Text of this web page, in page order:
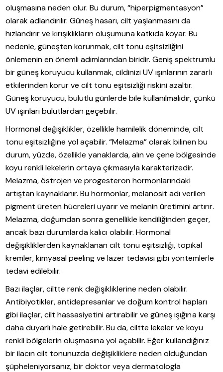
oluşmasına neden olur. Bu durum, “hiperpigmentasyon”
olarak adlandırılır. Güneş hasarı, cilt yaşlanmasını da
hızlandırır ve kırışıklıkların oluşumuna katkıda koyar. Bu
nedenle, güneşten korunmak, cilt tonu eşitsizliğini
önlemenin en önemli adımlarından biridir. Geniş spektrumlu
bir güneş koruyucu kullanmak, cildinizi UV ışınlarının zararlı
etkilerinden korur ve cilt tonu eşitsizliği riskini azaltır.
Güneş koruyucu, bulutlu günlerde bile kullanılmalıdır, çünkü
UV ışınları bulutlardan geçebilir.
Hormonal değişiklikler, özellikle hamilelik döneminde, cilt
tonu eşitsizliğine yol açabilir. “Melazma” olarak bilinen bu
durum, yüzde, özellikle yanaklarda, alın ve çene bölgesinde
koyu renkli lekelerin ortaya çıkmasıyla karakterizedir.
Melazma, östrojen ve progesteron hormonlarındaki
artıştan kaynaklanır. Bu hormonlar, melanosit adı verilen
pigment üreten hücreleri uyarır ve melanin üretimini artırır.
Melazma, doğumdan sonra genellikle kendiliğinden geçer,
ancak bazı durumlarda kalıcı olabilir. Hormonal
değişikliklerden kaynaklanan cilt tonu eşitsizliği, topikal
kremler, kimyasal peeling ve lazer tedavisi gibi yöntemlerle
tedavi edilebilir.
Bazı ilaçlar, ciltte renk değişikliklerine neden olabilir.
Antibiyotikler, antidepresanlar ve doğum kontrol hapları
gibi ilaçlar, cilt hassasiyetini artırabilir ve güneş ışığına karşı
daha duyarlı hale getirebilir. Bu da, ciltte lekeler ve koyu
renkli bölgelerin oluşmasına yol açabilir. Eğer kullandığınız
bir ilacın cilt tonunuzda değişikliklere neden olduğundan
şüpheleniyorsanız, bir doktor veya dermatologla